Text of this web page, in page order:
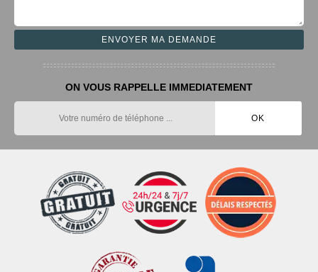
ON VOUS RAPPELLE IMMEDIATEMENT